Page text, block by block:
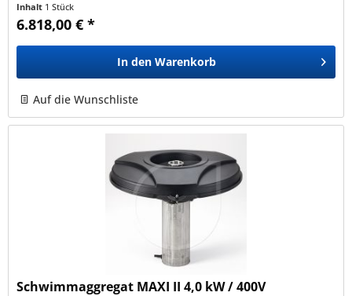
Inhalt 1 Stück
6.818,00 € *
In den Warenkorb
Auf die Wunschliste
Schwimmaggregat MAXI II 4,0 kW / 400V